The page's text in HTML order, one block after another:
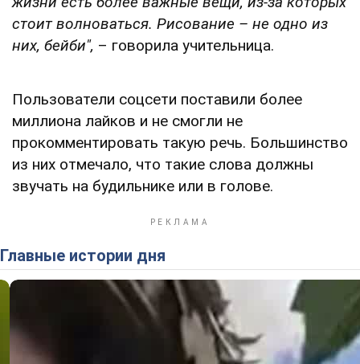
стоит волноваться. Рисование – не одно из
них, бейби", – говорила учительница.
Пользователи соцсети поставили более
миллиона лайков и не смогли не
прокомментировать такую речь. Большинство
из них отмечало, что такие слова должны
звучать на будильнике или в голове.
Главные истории дня